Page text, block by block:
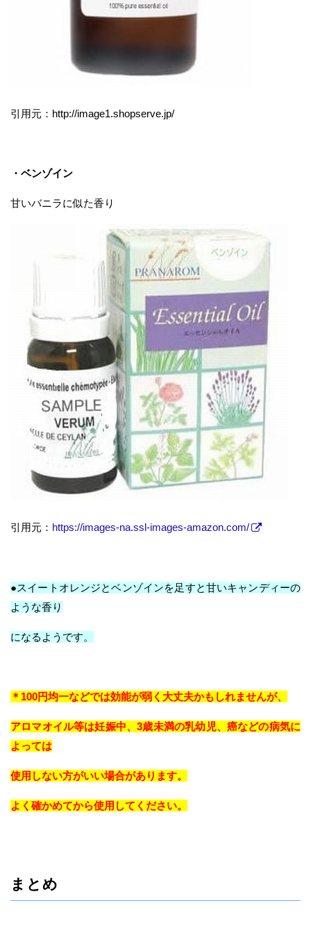
引用元：http://image1.shopserve.jp/
・ベンゾイン
甘いバニラに似た香り
引用元： https://images-na.ssl-images-amazon.com/
●スイートオレンジとベンゾインを足すと甘いキャンディーの
ような香り
になるようです。
＊100円均一などでは効能が弱く大丈夫かもしれませんが、
アロマオイル等は妊娠中、3歳未満の乳幼児、癌などの病気に
よっては
使用しない方がいい場合があります。
よく確かめてから使用してください。
まとめ